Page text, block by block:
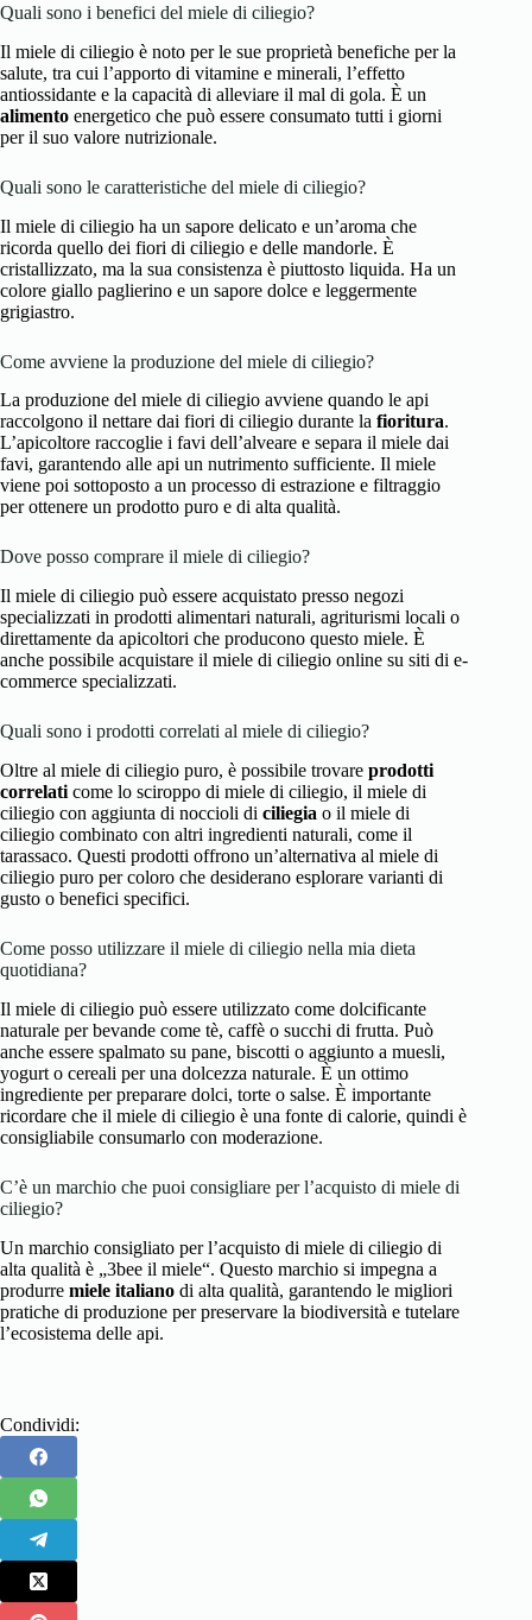
Quali sono i benefici del miele di ciliegio?
Il miele di ciliegio è noto per le sue proprietà benefiche per la
salute, tra cui l’apporto di vitamine e minerali, l’effetto
antiossidante e la capacità di alleviare il mal di gola. È un
alimento energetico che può essere consumato tutti i giorni
per il suo valore nutrizionale.
Quali sono le caratteristiche del miele di ciliegio?
Il miele di ciliegio ha un sapore delicato e un’aroma che
ricorda quello dei fiori di ciliegio e delle mandorle. È
cristallizzato, ma la sua consistenza è piuttosto liquida. Ha un
colore giallo paglierino e un sapore dolce e leggermente
grigiastro.
Come avviene la produzione del miele di ciliegio?
La produzione del miele di ciliegio avviene quando le api
raccolgono il nettare dai fiori di ciliegio durante la fioritura.
L’apicoltore raccoglie i favi dell’alveare e separa il miele dai
favi, garantendo alle api un nutrimento sufficiente. Il miele
viene poi sottoposto a un processo di estrazione e filtraggio
per ottenere un prodotto puro e di alta qualità.
Dove posso comprare il miele di ciliegio?
Il miele di ciliegio può essere acquistato presso negozi
specializzati in prodotti alimentari naturali, agriturismi locali o
direttamente da apicoltori che producono questo miele. È
anche possibile acquistare il miele di ciliegio online su siti di e-
commerce specializzati.
Quali sono i prodotti correlati al miele di ciliegio?
Oltre al miele di ciliegio puro, è possibile trovare prodotti
correlati come lo sciroppo di miele di ciliegio, il miele di
ciliegio con aggiunta di noccioli di ciliegia o il miele di
ciliegio combinato con altri ingredienti naturali, come il
tarassaco. Questi prodotti offrono un’alternativa al miele di
ciliegio puro per coloro che desiderano esplorare varianti di
gusto o benefici specifici.
Come posso utilizzare il miele di ciliegio nella mia dieta
quotidiana?
Il miele di ciliegio può essere utilizzato come dolcificante
naturale per bevande come tè, caffè o succhi di frutta. Può
anche essere spalmato su pane, biscotti o aggiunto a muesli,
yogurt o cereali per una dolcezza naturale. È un ottimo
ingrediente per preparare dolci, torte o salse. È importante
ricordare che il miele di ciliegio è una fonte di calorie, quindi è
consigliabile consumarlo con moderazione.
C’è un marchio che puoi consigliare per l’acquisto di miele di
ciliegio?
Un marchio consigliato per l’acquisto di miele di ciliegio di
alta qualità è „3bee il miele“. Questo marchio si impegna a
produrre miele italiano di alta qualità, garantendo le migliori
pratiche di produzione per preservare la biodiversità e tutelare
l’ecosistema delle api.
Condividi: